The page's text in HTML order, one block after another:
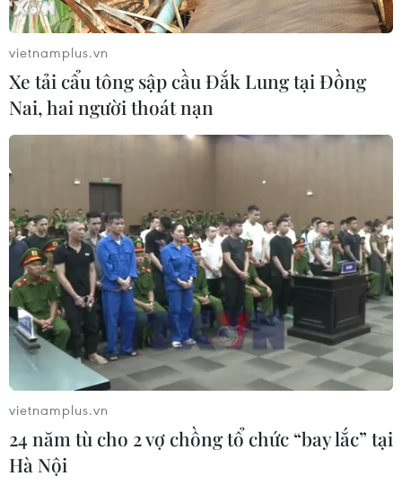
vietnamplus.vn
Xe tải cẩu tông sập cầu Đắk Lung tại Đồng
Nai, hai người thoát nạn
vietnamplus.vn
24 năm tù cho 2 vợ chồng tổ chức “bay lắc” tại
Hà Nội